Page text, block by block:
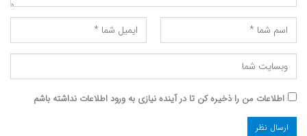
اطلاعات من را ذخیره کن تا در آینده نیازی به ورود اطلاعات نداشته باشم